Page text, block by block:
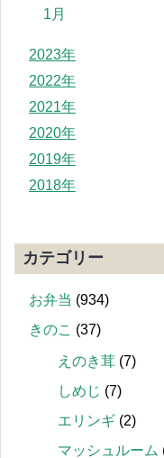
1月
2023年
2022年
2021年
2020年
2019年
2018年
カテゴリー
お弁当 (934)
きのこ (37)
えのき茸 (7)
しめじ (7)
エリンギ (2)
マッシュルーム